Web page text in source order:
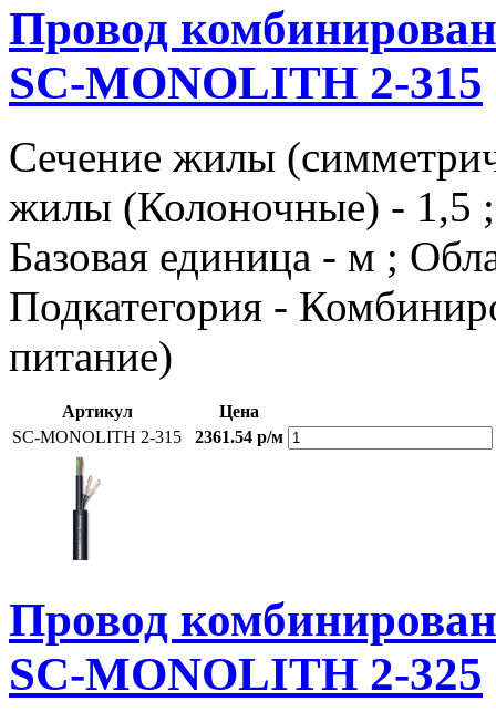
Провод
SC-MONOLITH 2-315
Сечение жилы
жилы (Колоночные) -
Базовая единица - м ;
Подкатегория -
питание)
Артикул
Цена
SC-MONOLITH 2-315
2361.54 р/м
Провод
SC-MONOLITH 2-325